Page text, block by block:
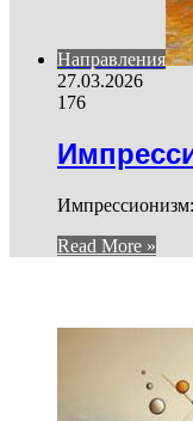
Направления
27.03.2026
176
Read More »